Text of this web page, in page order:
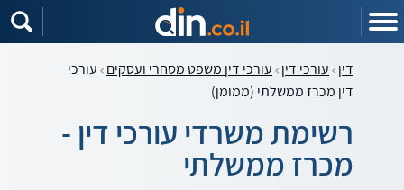
דין עורכי דין עורכי דין משפט מסחרי ועסקים עורכי
דין מכרז ממשלתי (ממומן)
רשימת משרדי עורכי דין -
מכרז ממשלתי